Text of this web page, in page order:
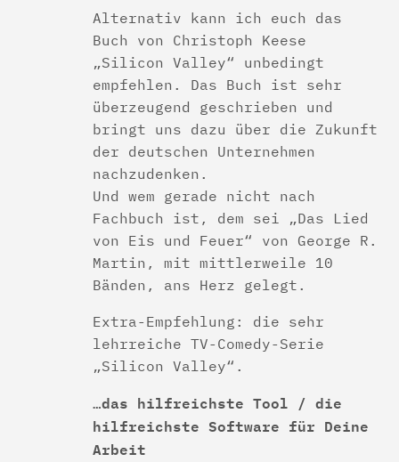
Alternativ kann ich euch das
Buch von Christoph Keese
„Silicon Valley“ unbedingt
empfehlen. Das Buch ist sehr
überzeugend geschrieben und
bringt uns dazu über die Zukunft
der deutschen Unternehmen
nachzudenken.
Und wem gerade nicht nach
Fachbuch ist, dem sei „Das Lied
von Eis und Feuer“ von George R.
Martin, mit mittlerweile 10
Bänden, ans Herz gelegt.
Extra-Empfehlung: die sehr
lehrreiche TV-Comedy-Serie
„Silicon Valley“.
…das hilfreichste Tool / die
hilfreichste Software für Deine
Arbeit